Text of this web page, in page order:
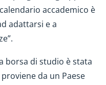
accademico è
adattarsi e a
borsa di studio è stata
da un Paese